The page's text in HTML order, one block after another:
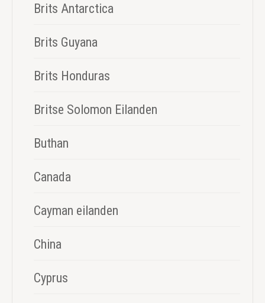
Brits Antarctica
Brits Guyana
Brits Honduras
Britse Solomon Eilanden
Buthan
Canada
Cayman eilanden
China
Cyprus